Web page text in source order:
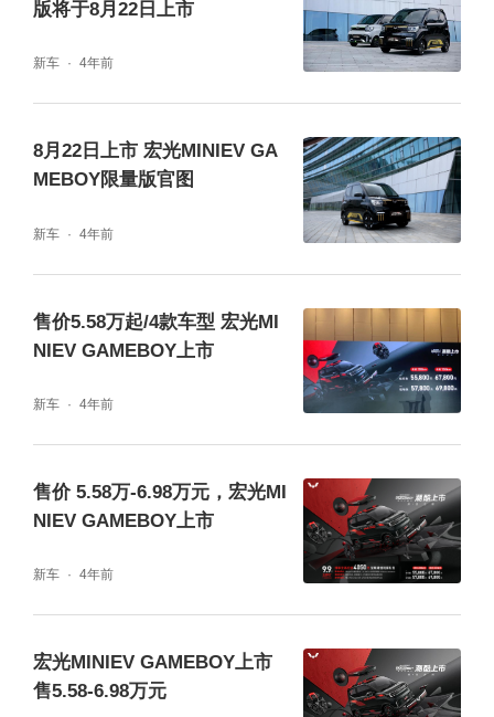
版将于8月22日上市
新车 4年前
8月22日上市 宏光MINIEV GA
MEBOY限量版官图
新车 4年前
售价5.58万起/4款车型 宏光MI
NIEV GAMEBOY上市
新车 4年前
售价 5.58万-6.98万元，宏光MI
NIEV GAMEBOY上市
新车 4年前
宏光MINIEV GAMEBOY上市
售5.58-6.98万元